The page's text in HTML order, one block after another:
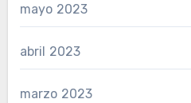
mayo 2023
abril 2023
marzo 2023